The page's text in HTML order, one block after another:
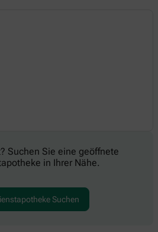
Suchen Sie eine geöffnete
in Ihrer Nähe.
Suchen